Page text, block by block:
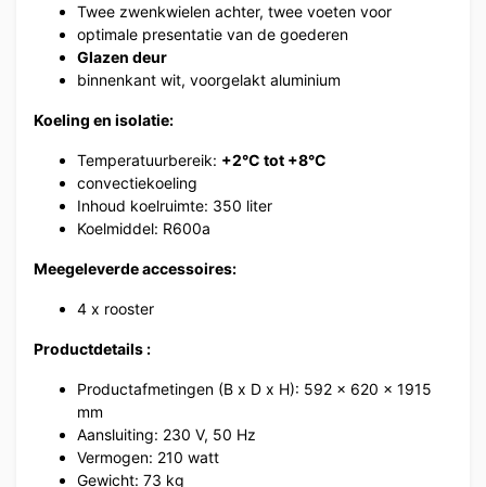
Twee zwenkwielen achter, twee voeten voor
optimale presentatie van de goederen
Glazen deur
binnenkant wit, voorgelakt aluminium
Koeling en isolatie:
Temperatuurbereik: +2°C tot +8°C
convectiekoeling
Inhoud koelruimte: 350 liter
Koelmiddel: R600a
Meegeleverdeaccessoires:
4 x rooster
Productdetails :
Productafmetingen (B x D x H): 592 x 620 x 1915
mm
Aansluiting: 230 V, 50 Hz
Vermogen: 210 watt
Gewicht: 73 kg